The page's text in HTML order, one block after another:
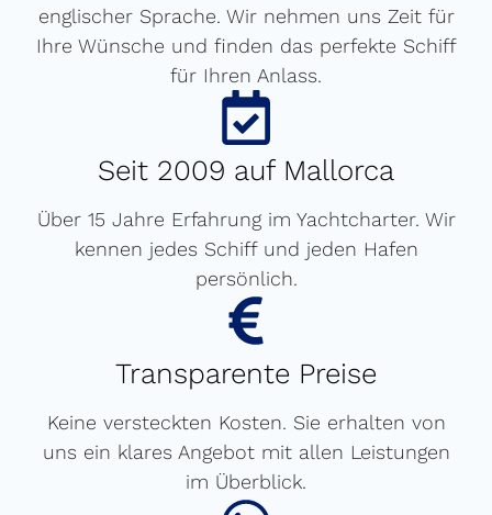
englischer Sprache. Wir nehmen uns Zeit für
Ihre Wünsche und finden das perfekte Schiff
für Ihren Anlass.
Seit 2009 auf Mallorca
Über 15 Jahre Erfahrung im Yachtcharter. Wir
kennen jedes Schiff und jeden Hafen
persönlich.
Transparente Preise
Keine versteckten Kosten. Sie erhalten von
uns ein klares Angebot mit allen Leistungen
im Überblick.